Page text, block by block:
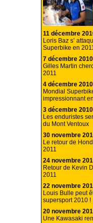
11 décembre
Loris Baz s’
Superbike en
7 décembre 2010
Gilles Martin
2011
4 décembre 2010
Mondial
impressionnant
3 décembre 2010
Les enduristes
du Mont Ventoux
30 novembre
Le retour de
2011
24 novembre
Retour de Kevin
2011
22 novembre
Louis Bulle peut
supersport 2010 !
20 novembre
Une Kawasaki